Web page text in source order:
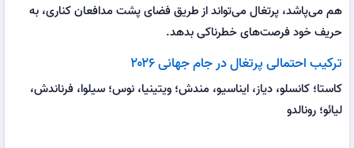
هم می‌پاشد، پرتغال می‌تواند از طریق فضای پشت مدافعان کناری، به
حریف خود فرصت‌های خطرناکی بدهد.
ترکیب احتمالی پرتغال در جام جهانی ۲۰۲۶
کاستا؛ کانسلو، دیاز، ایناسیو، مندش؛ ویتینیا، نوس؛ سیلوا، فرناندش،
لیائو؛ رونالدو